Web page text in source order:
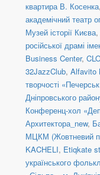
квартира В. Косенка,
академічний театр
Музей історії Києва,
російської драмі
Business Center,
32JazzClub, Alfavito
творчості
Дніпровського
Конференц-хол
Архитектора_new,
МЦКМ (Жовтневий
KACHELI, Etiqkate
українського